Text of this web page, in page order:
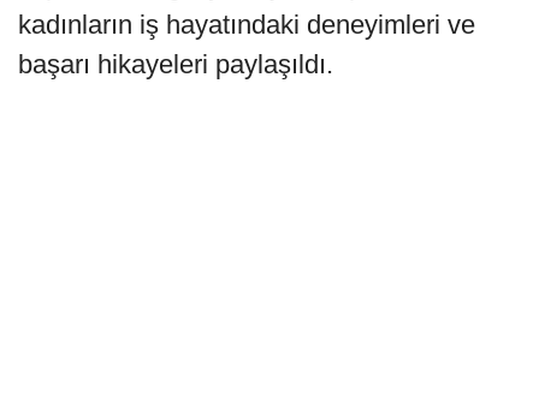
kadınların iş hayatındaki deneyimleri ve
başarı hikayeleri paylaşıldı.